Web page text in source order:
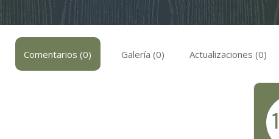
Comentarios (0) Galería (0) Actualizaciones (0)